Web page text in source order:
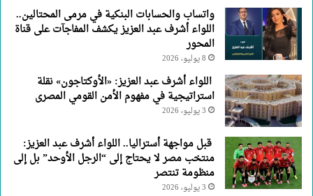
واتساب والحسابات البنكية في مرمى المحتالين..
اللواء أشرف عبد العزيز يكشف المفاجآت على قناة
المحور
8 يوليو، 2026
اللواء أشرف عبد العزيز: «الأوكتاجون» نقلة
استراتيجية في مفهوم الأمن القومي المصرى
3 يوليو، 2026
قبل مواجهة أستراليا.. اللواء أشرف عبد العزيز:
منتخب مصر لا يحتاج إلى “الرجل الأوحد” بل إلى
منظومة تنتصر
3 يوليو، 2026